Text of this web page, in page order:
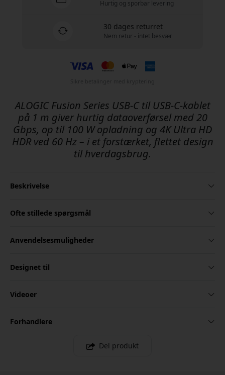
Hurtig og sporbar levering
30 dages returret
Nem retur - intet besvær
ALOGIC Fusion Series USB-C til USB-C-kablet
på 1 m giver hurtig dataoverførsel med 20
Gbps, op til 100 W opladning og 4K Ultra HD
HDR ved 60 Hz – i et forstærket, flettet design
til hverdagsbrug.
Beskrivelse
Ofte stillede spørgsmål
Anvendelsesmuligheder
Designet til
Videoer
Forhandlere
Del produkt